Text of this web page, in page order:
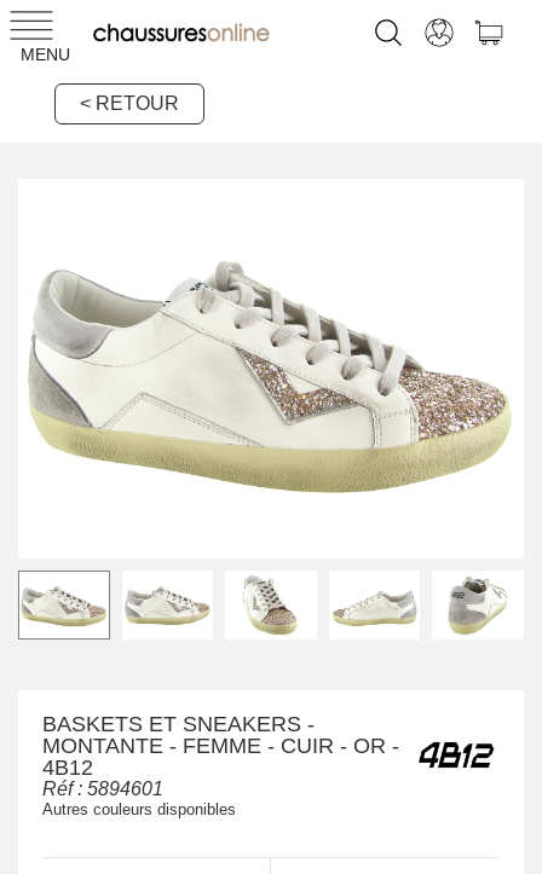
MENU
< RETOUR
BASKETS ET SNEAKERS -
MONTANTE - FEMME - CUIR - OR -
4B12
Réf : 5894601
Autres couleurs disponibles